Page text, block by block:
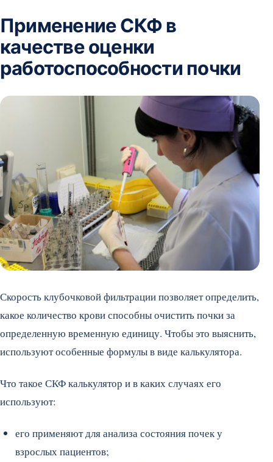
Применение СКФ в
качестве оценки
работоспособности почки
Скорость клубочковой фильтрации позволяет определить,
какое количество крови способны очистить почки за
определенную временную единицу. Чтобы это выяснить,
используют особенные формулы в виде калькулятора.
Что такое СКФ калькулятор и в каких случаях его
используют:
его применяют для анализа состояния почек у
взрослых пациентов;